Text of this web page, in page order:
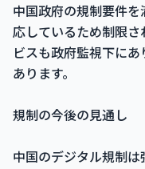
中国政府の規制要件
応しているため制限
ビスも政府監視下に
あります。
規制の今後の見通し
中国のデジタル規制